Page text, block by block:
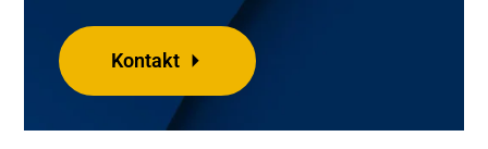
Kontakt